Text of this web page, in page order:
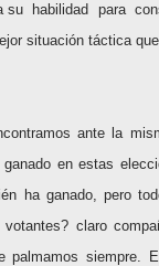
su habilidad para
situación táctica
ante la
en estas
ha ganado, pero
claro
palmamos siempre.